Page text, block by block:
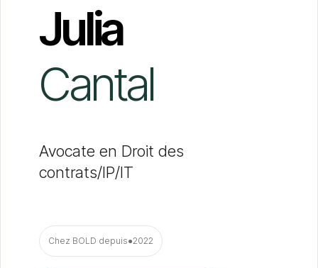
Julia
Cantal
Avocate en Droit des
contrats/IP/IT
Chez BOLD depuis●2022